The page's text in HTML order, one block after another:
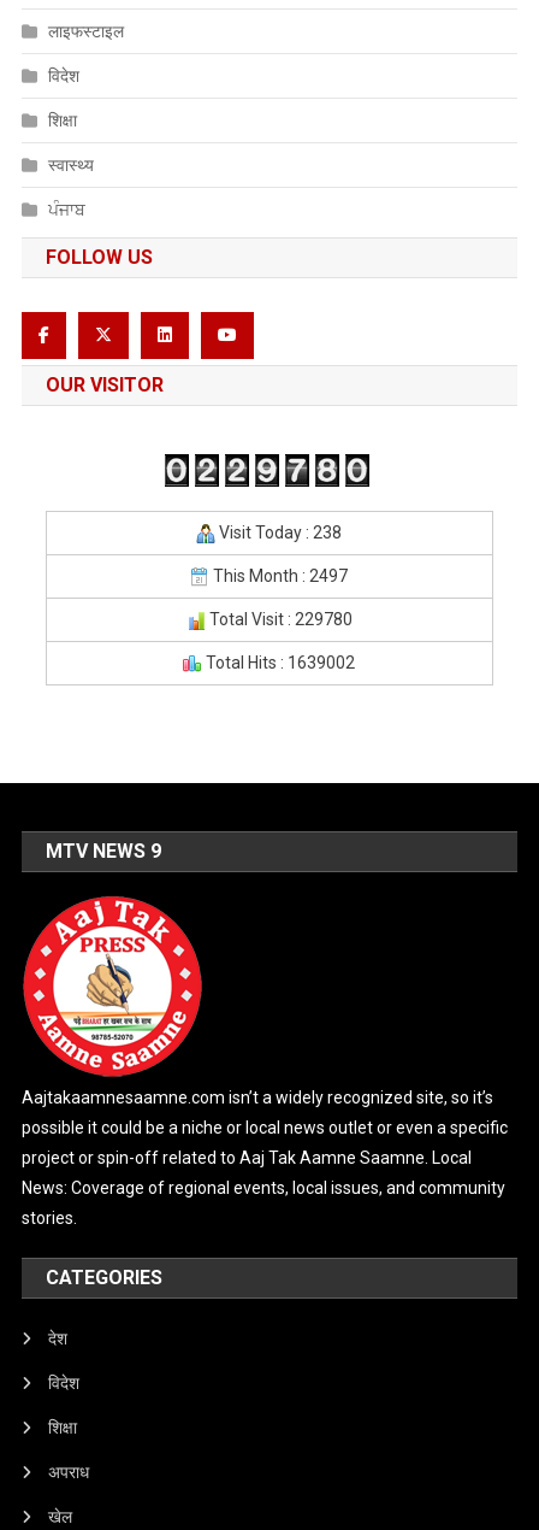
लाइफस्टाइल
विदेश
शिक्षा
स्वास्थ्य
ਪੰਜਾਬ
FOLLOW US
OUR VISITOR
Visit Today : 238
This Month : 2497
Total Visit : 229780
Total Hits : 1639002
MTV NEWS 9
Aajtakaamnesaamne.com isn’t a widely recognized site, so it’s
possible it could be a niche or local news outlet or even a specific
project or spin-off related to Aaj Tak Aamne Saamne. Local
News: Coverage of regional events, local issues, and community
stories.
CATEGORIES
देश
विदेश
शिक्षा
अपराध
खेल